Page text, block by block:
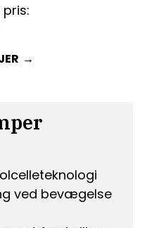
ved bevægelse